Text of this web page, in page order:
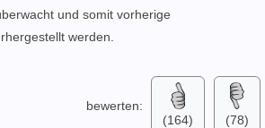
und somit vorherige
werden.
bewerten:
(164)
(78)